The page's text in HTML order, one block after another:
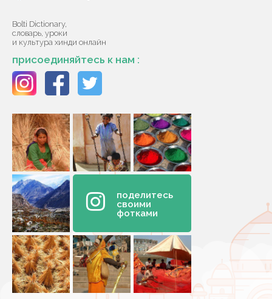
Bolti Dictionary,
словарь, уроки
и культура хинди онлайн
присоединяйтесь к нам :
поделитесь
своими
фотками